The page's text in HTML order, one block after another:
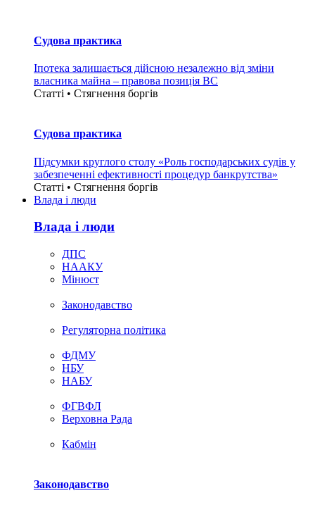
Судова практика
Іпотека залишається дійсною незалежно від зміни
власника майна – правова позиція ВС
Статті • Стягнення боргiв
Судова практика
Підсумки круглого столу «Роль господарських судів у
забезпеченні ефективності процедур банкрутства»
Статті • Стягнення боргiв
Влада i люди
Влада i люди
ДПС
НААКУ
Мінюст
Законодавство
Регуляторна політика
ФДМУ
НБУ
НАБУ
ФГВФЛ
Верховна Рада
Кабмін
Законодавство